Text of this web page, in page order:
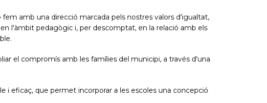
amb una direcció marcada pels nostres valors d'igualtat,
l'àmbit pedagògic i, per descomptat, en la relació amb els
el compromís amb les famílies del municipi, a través d'una
i eficaç, que permet incorporar a les escoles una concepció